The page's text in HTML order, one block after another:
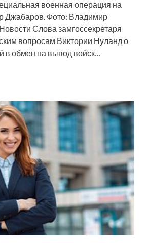
военная операция на
Джабаров. Фото: Владимир
Слова замгоссекретаря
вопросам Виктории Нуланд о
в обмен на вывод войск…